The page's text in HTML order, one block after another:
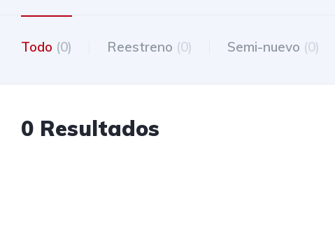
Todo (0) Reestreno (0) Semi-nuevo (0)
0 Resultados